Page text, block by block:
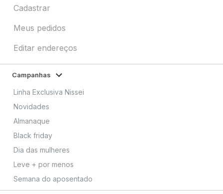
Cadastrar
Meus pedidos
Editar endereços
Campanhas
Linha Exclusiva Nissei
Novidades
Almanaque
Black friday
Dia das mulheres
Leve + por menos
Semana do aposentado